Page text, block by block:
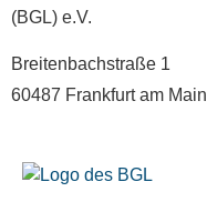
(BGL) e.V.
Breitenbachstraße 1
60487 Frankfurt am Main